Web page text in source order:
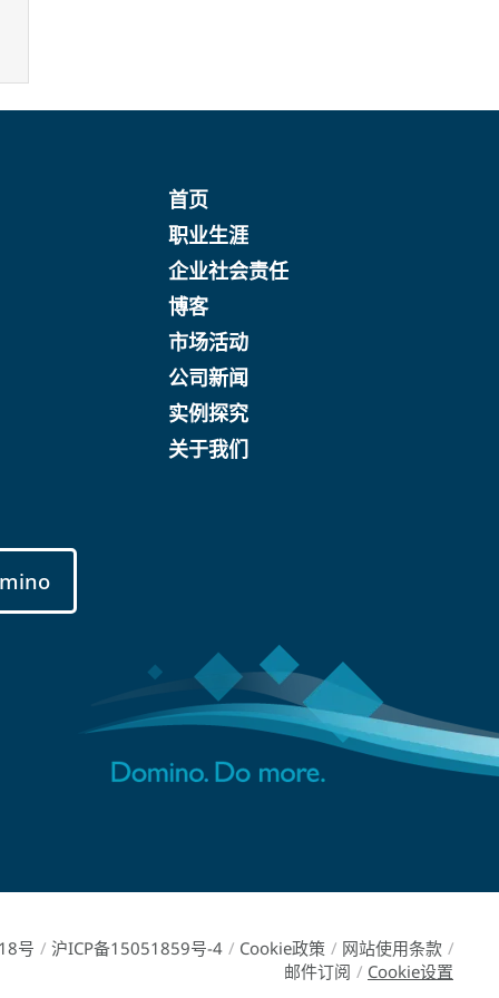
首页
职业生涯
企业社会责任
博客
市场活动
公司新闻
实例探究
关于我们
号 / 沪ICP备15051859号-4 / Cookie政策 / 网站使用条款 /
邮件订阅 / Cookie设置